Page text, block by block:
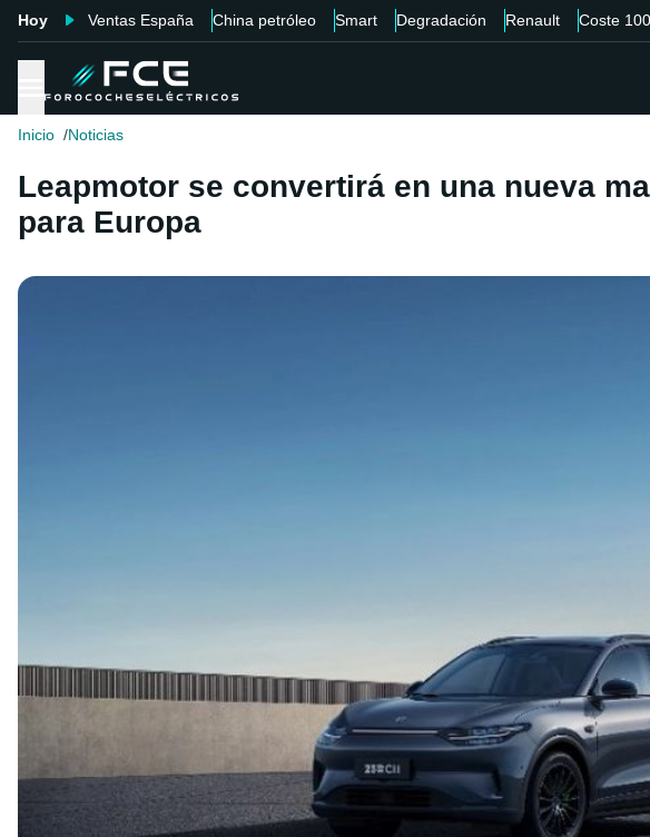
Hoy Ventas España China petróleo Smart Degradación Renault Coste
Inicio Noticias
Leapmotor se convertirá en una nueva
para Europa